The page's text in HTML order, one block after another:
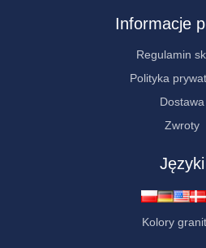
Informacje
Regulamin
Polityka
Dostawa
Zwroty
Języki
Kolory